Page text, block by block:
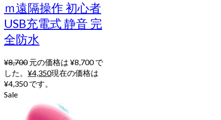
ｍ遠隔操作 初心者
USB充電式 静音 完
全防水
¥8,700 元の価格は ¥8,700 で
した。 ¥4,350現在の価格は
¥4,350 です。
Sale